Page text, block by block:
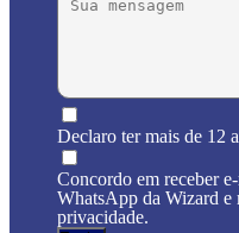
Declaro ter mais de 12
Concordo em receber
WhatsApp da Wizard e
privacidade.